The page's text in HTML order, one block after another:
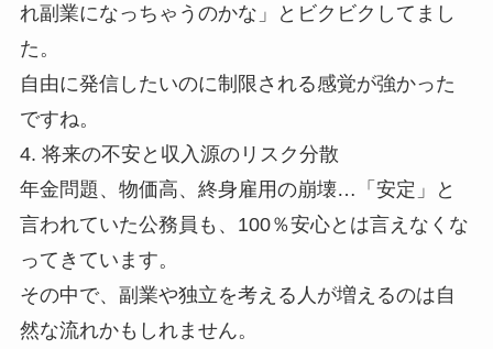
れ副業になっちゃうのかな」とビクビクしてまし
た。
自由に発信したいのに制限される感覚が強かった
ですね。
4. 将来の不安と収入源のリスク分散
年金問題、物価高、終身雇用の崩壊…「安定」と
言われていた公務員も、100％安心とは言えなくな
ってきています。
その中で、副業や独立を考える人が増えるのは自
然な流れかもしれません。